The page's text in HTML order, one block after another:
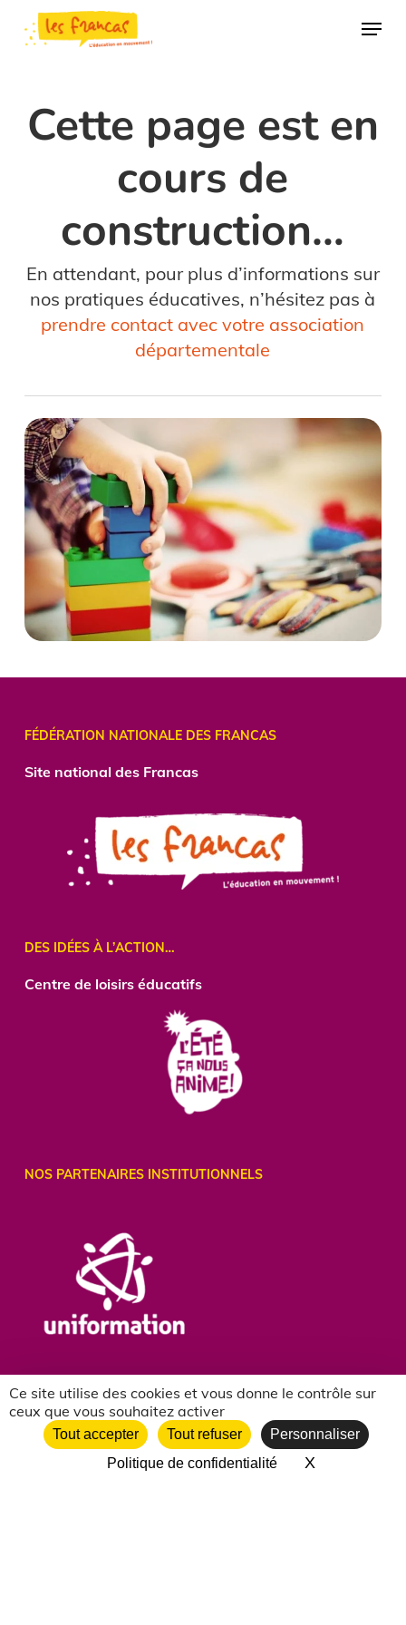
Panneau de gestion des cookies
Ce site utilise des cookies et vous donne le contrôle sur
ceux que vous souhaitez activer
Tout accepter Tout refuser
Personnaliser
Politique de confidentialité
XMasquer le
main
Menu
Cette page est en
cours de
construction…
En attendant, pour plus d’informations sur
nos pratiques éducatives, n’hésitez pas à
prendre contact avec votre association
départementale
FÉDÉRATION NATIONALE DES FRANCAS
Site national des Francas
DES IDÉES À L’ACTION…
Centrede loisirs éducatifs
NOS PARTENAIRES INSTITUTIONNELS
NOS PARTENAIRES ASSOCIATIFS